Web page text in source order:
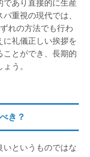
であり直接的に生産
重視の現代では、
れの方法でも行わ
に礼儀正しい挨拶を
ことができ、長期的
う。
き？
いというものではな